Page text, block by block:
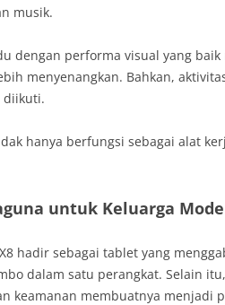
musik.
dengan performa visual yang
menyenangkan. Bahkan,
diikuti.
hanya berfungsi sebagai alat
untuk Keluarga
hadir sebagai tablet yang
dalam satu perangkat. Selain
keamanan membuatnya menjadi